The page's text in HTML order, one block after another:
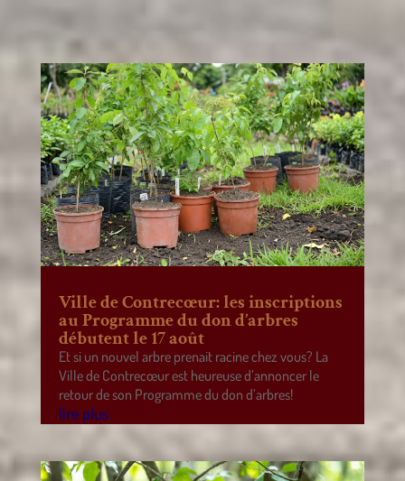
Ville de Contrecœur: les inscriptions
au Programme du don d’arbres
débutent le 17 août
Et si un nouvel arbre prenait racine chez vous? La
Ville de Contrecœur est heureuse d’annoncer le
retour de son Programme du don d’arbres!
lire plus